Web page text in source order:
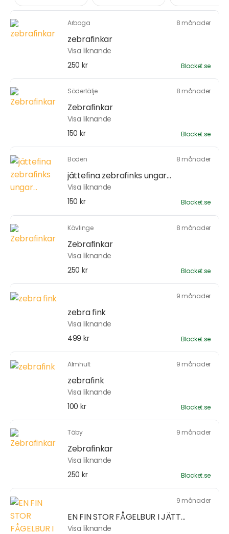
Arboga 8 månader
zebrafinkar
Visa liknande
250 kr
Blocket.se
Södertälje 8 månader
Zebrafinkar
Visa liknande
150 kr
Blocket.se
Boden 8 månader
jättefina zebrafinks ungar...
Visa liknande
150 kr
Blocket.se
Kävlinge 8 månader
Zebrafinkar
Visa liknande
250 kr
Blocket.se
9 månader
zebra fink
Visa liknande
499 kr
Blocket.se
Älmhult 9 månader
zebrafink
Visa liknande
100 kr
Blocket.se
Täby 9 månader
Zebrafinkar
Visa liknande
250 kr
Blocket.se
9 månader
EN FIN STOR FÅGELBUR I JÄTT...
Visa liknande